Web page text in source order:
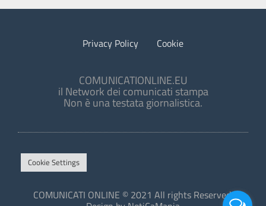
Privacy Policy Cookie
COMUNICATIONLINE.EU
il Network dei comunicati stampa
Non è una testata giornalistica.
Cookie Settings
COMUNICATI ONLINE © 2021 All rights Reserved.